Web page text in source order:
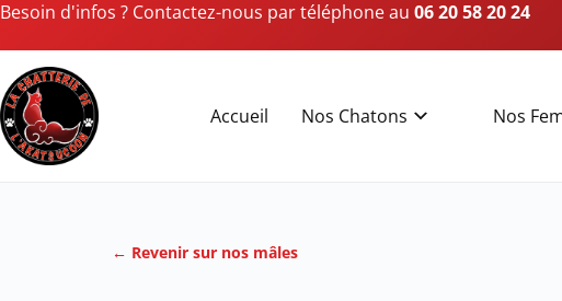
Besoin d'infos ? Contactez-nous par téléphone au 06 20 58 20 24
Accueil Nos Chatons Nos
← Revenir sur nos mâles